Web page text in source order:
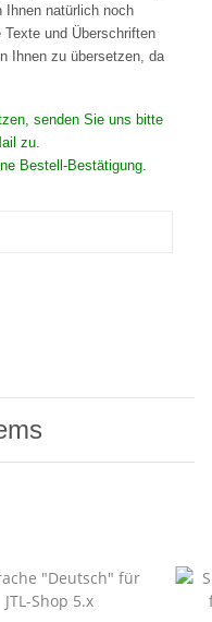
Ihnen natürlich noch
und Überschriften
Ihnen zu übersetzen, da
senden Sie uns bitte
zu.
Bestell-Bestätigung.